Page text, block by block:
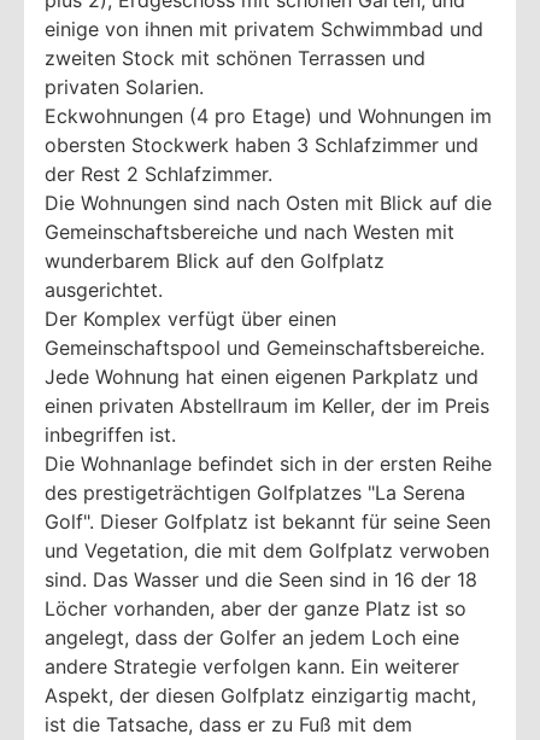
einige von ihnen mit privatem Schwimmbad und
zweiten Stock mit schönen Terrassen und
privaten Solarien.
Eckwohnungen (4 pro Etage) und Wohnungen im
obersten Stockwerk haben 3 Schlafzimmer und
der Rest 2 Schlafzimmer.
Die Wohnungen sind nach Osten mit Blick auf die
Gemeinschaftsbereiche und nach Westen mit
wunderbarem Blick auf den Golfplatz
ausgerichtet.
Der Komplex verfügt über einen
Gemeinschaftspool und Gemeinschaftsbereiche.
Jede Wohnung hat einen eigenen Parkplatz und
einen privaten Abstellraum im Keller, der im Preis
inbegriffen ist.
Die Wohnanlage befindet sich in der ersten Reihe
des prestigeträchtigen Golfplatzes "La Serena
Golf". Dieser Golfplatz ist bekannt für seine Seen
und Vegetation, die mit dem Golfplatz verwoben
sind. Das Wasser und die Seen sind in 16 der 18
Löcher vorhanden, aber der ganze Platz ist so
angelegt, dass der Golfer an jedem Loch eine
andere Strategie verfolgen kann. Ein weiterer
Aspekt, der diesen Golfplatz einzigartig macht,
ist die Tatsache, dass er zu Fuß mit dem